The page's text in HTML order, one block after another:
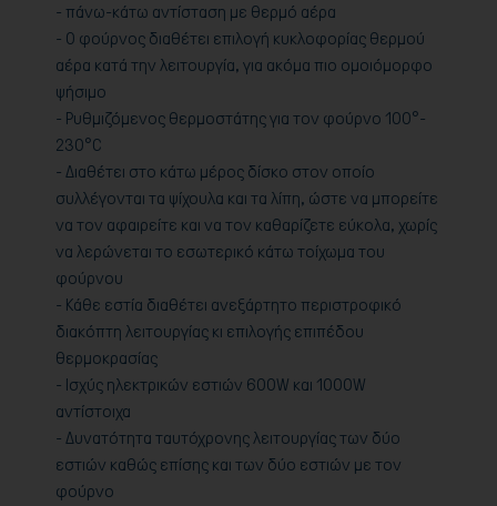
- πάνω-κάτω αντίσταση με θερμό αέρα
- Ο φούρνος διαθέτει επιλογή κυκλοφορίας θερμού
αέρα κατά την λειτουργία, για ακόμα πιο ομοιόμορφο
ψήσιμο
- Ρυθμιζόμενος θερμοστάτης για τον φούρνο 100°-
230°C
- Διαθέτει στο κάτω μέρος δίσκο στον οποίο
συλλέγονται τα ψίχουλα και τα λίπη, ώστε να μπορείτε
να τον αφαιρείτε και να τον καθαρίζετε εύκολα, χωρίς
να λερώνεται το εσωτερικό κάτω τοίχωμα του
φούρνου
- Κάθε εστία διαθέτει ανεξάρτητο περιστροφικό
διακόπτη λειτουργίας κι επιλογής επιπέδου
θερμοκρασίας
- Ισχύς ηλεκτρικών εστιών 600W και 1000W
αντίστοιχα
- Δυνατότητα ταυτόχρονης λειτουργίας των δύο
εστιών καθώς επίσης και των δύο εστιών με τον
φούρνο